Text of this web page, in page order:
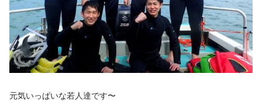
元気いっぱいな若人達です〜